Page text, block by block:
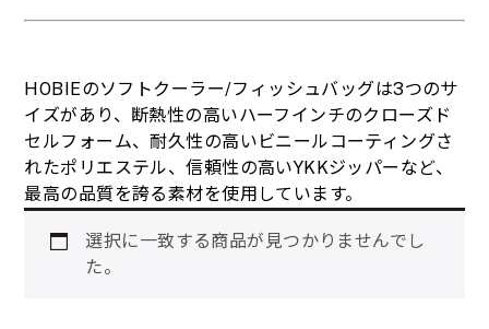
HOBIEのソフトクーラー/フィッシュバッグは3つのサ
イズがあり、断熱性の高いハーフインチのクローズド
セルフォーム、耐久性の高いビニールコーティングさ
れたポリエステル、信頼性の高いYKKジッパーなど、
最高の品質を誇る素材を使用しています。
選択に一致する商品が見つかりませんでし
た。